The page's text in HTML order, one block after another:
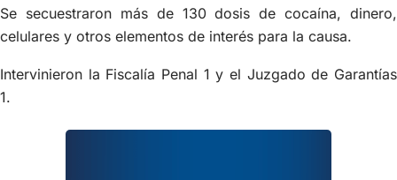
Se secuestraron más de 130 dosis de cocaína, dinero,
celulares y otros elementos de interés para la causa.
Intervinieron la Fiscalía Penal 1 y el Juzgado de Garantías
1.